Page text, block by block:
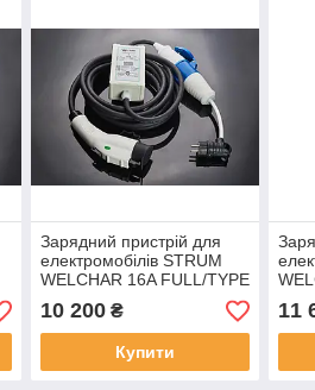
Зарядний пристрій для
електромобілів STRUM
WELCHAR 16A FULL/TYPE
2/GBT
10 200₴
Купити
2/
11